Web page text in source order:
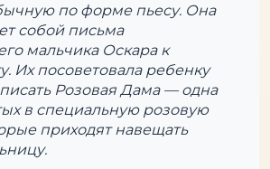
по форме пьесу. Она
собой письма
мальчика Оскара к
Их посоветовала ребенку
Розовая Дама — одна
в специальную розовую
приходят навещать